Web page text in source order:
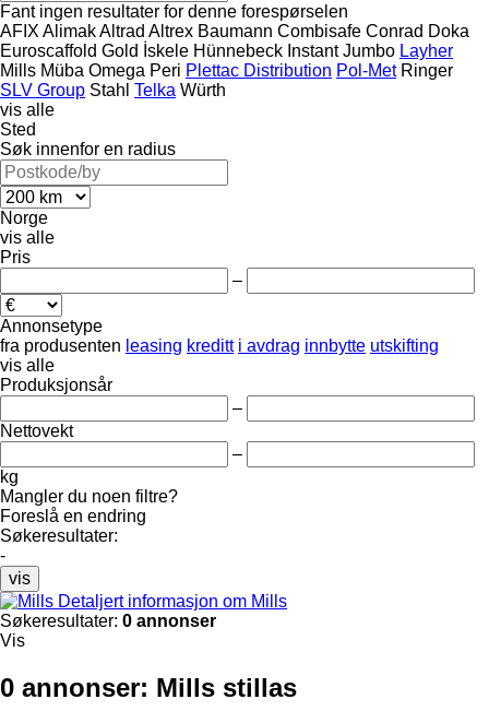
Fant ingen resultater for denne forespørselen
AFIX AlimakAltrad Altrex Baumann Combisafe Conrad Doka
Euroscaffold Gold İskele Hünnebeck Instant Jumbo Layher
Mills Müba Omega Peri Plettac Distribution Pol-Met Ringer
SLV Group Stahl Telka Würth
vis alle
Sted
Søk innenfor en radius
Norge
vis alle
Pris
–
Annonsetype
fra produsenten leasing kreditt i avdrag innbytte utskifting
vis alle
Produksjonsår
–
Nettovekt
–
kg
Mangler du noen filtre?
Foreslå en endring
Søkeresultater:
-
vis
Detaljert informasjon om Mills
Søkeresultater: 0 annonser
Vis
0 annonser: Mills stillas